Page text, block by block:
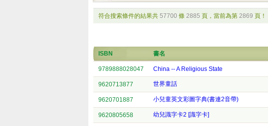
符合搜索條件的結果共 57700 條 2885 頁，當前為第 2869 頁！
ISBN 書名
9789888028047 China -- A Religious State
9620713877 世界童話
9620701887 小兒童英文彩圖字典(書連2音帶)
9620805658 幼兒識字卡2 [識字卡]